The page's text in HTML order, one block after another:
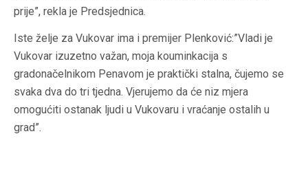
prije”, rekla je Predsjednica.
Iste želje za Vukovar ima i premijer Plenković:”Vladi je
Vukovar izuzetno važan, moja kouminkacija s
gradonačelnikom Penavom je praktički stalna, čujemo se
svaka dva do tri tjedna. Vjerujemo da će niz mjera
omogućiti ostanak ljudi u Vukovaru i vraćanje ostalih u
grad”.